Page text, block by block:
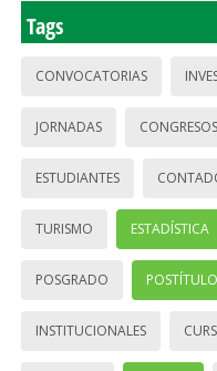
Tags
CONVOCATORIAS
JORNADAS CONGRESOS
ESTUDIANTES
TURISMO ESTADÍSTICA
POSGRADO
INSTITUCIONALES